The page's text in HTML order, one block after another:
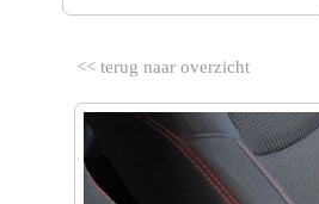
<< terug naar overzicht